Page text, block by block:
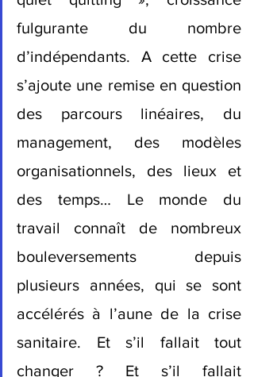
fulgurante du nombre
d’indépendants. A cette crise
s’ajoute une remise en question
des parcours linéaires, du
management, des modèles
organisationnels, des lieux et
des temps… Le monde du
travail connaît de nombreux
bouleversements depuis
plusieurs années, qui se sont
accélérés à l’aune de la crise
sanitaire. Et s’il fallait tout
changer ? Et s’il fallait